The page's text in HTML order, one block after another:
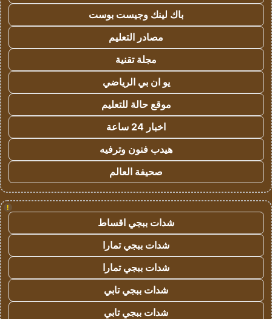
باك لينك وجيست بوست
مصادر التعليم
مجلة تقنية
يو ان بي الرياضي
موقع حالة للتعليم
اخبار 24 ساعة
هيدب فنون وترفيه
صحيفة العالم
!
شدات ببجي اقساط
شدات ببجي تمارا
شدات ببجي تمارا
شدات ببجي تابي
شدات ببجي تابي